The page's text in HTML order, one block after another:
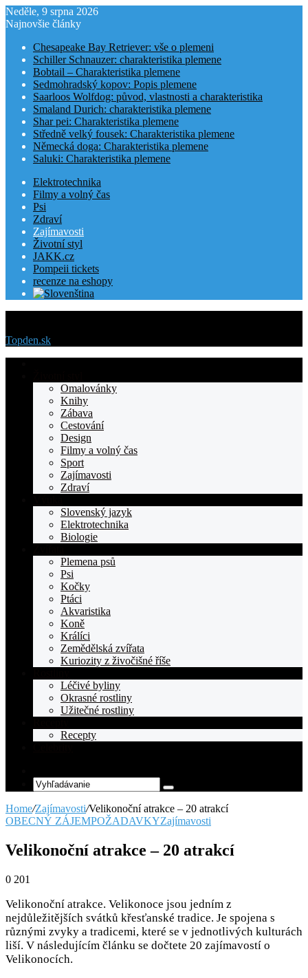
Neděle, 9 srpna 2026
Najnovšie články
Chesapeake Bay Retriever: vše o plemeni
Schiller Schnauzer: charakteristika plemene
Bobtail – Charakteristika plemene
Sedmohradský kopov: Popis plemene
Saarloos Wolfdog: původ, vlastnosti a charakteristika
Smaland Durich: charakteristika plemene
Shar pei: Charakteristika plemene
Středně velký fousek: Charakteristika plemene
Německá doga: Charakteristika plemene
Saluki: Charakteristika plemene
Elektrotechnika
Filmy a volný čas
Psi
Zdraví
Zajímavosti
Životní styl
JAKK.cz
Pompeii tickets
recenze na eshopy
Topden.sk
Omalovánky
Knihy
Zábava
Cestování
Design
Filmy a volný čas
Sport
Zajímavosti
Zdraví
Slovenský jazyk
Elektrotechnika
Biologie
Plemena psů
Psi
Kočky
Ptáci
Akvaristika
Koně
Králíci
Zemědělská zvířata
Kuriozity z živočišné říše
Léčivé byliny
Okrasné rostliny
Užitečné rostliny
Recepty
Article
Vyhľadávanie
Home/Zajímavosti/Velikonoční atrakce – 20 atrakcí
OBECNÝ ZÁJEMPOŽADAVKYZajímavosti
Velikonoční atrakce – 20 atrakcí
0 201
Velikonoční atrakce. Velikonoce jsou jedním z
nejdůležitějších svátků křesťanské tradice. Je spojena s
různými zvyky a tradicemi, které se v jednotlivých kulturách
liší. V následujícím článku se dočtete 20 zajímavostí o
Velikonocích.